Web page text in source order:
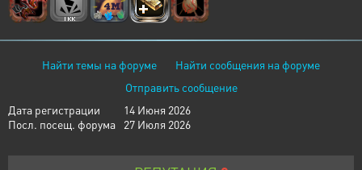
Найти темы на форуме
Найти сообщения на форуме
Отправить сообщение
Дата регистрации
14 Июня 2026
Посл. посещ. форума
27 Июля 2026